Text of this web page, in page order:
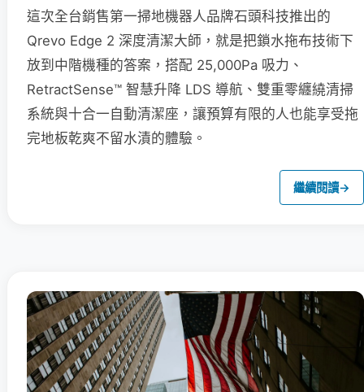
這次全台銷售第一掃地機器人品牌石頭科技推出的
Qrevo Edge 2 深度清潔大師，就是把鎖水拖布技術下
放到中階機種的答案，搭配 25,000Pa 吸力、
RetractSense™ 智慧升降 LDS 導航、雙重零纏繞清掃
系統與十合一自動清潔座，讓預算有限的人也能享受拖
完地板乾爽不留水漬的體驗。
繼續閱讀→